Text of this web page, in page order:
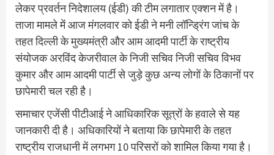
लेकर प्रवर्तन निदेशालय (ईडी) की टीम लगातार एक्शन में है।
ताजा मामले में आज मंगलवार को ईडी ने मनी लॉन्ड्रिंग जांच के
तहत दिल्ली के मुख्यमंत्री और आम आदमी पार्टी के राष्ट्रीय
संयोजक अरविंद केजरीवाल के निजी सचिव निजी सचिव विभव
कुमार और आम आदमी पार्टी से जुड़े कुछ अन्य लोगों के ठिकानों पर
छापेमारी चल रही है।
समाचार एजेंसी पीटीआई ने आधिकारिक सूत्रों के हवाले से यह
जानकारी दी है। अधिकारियों ने बताया कि छापेमारी के तहत
राष्ट्रीय राजधानी में लगभग 10 परिसरों को शामिल किया गया है।